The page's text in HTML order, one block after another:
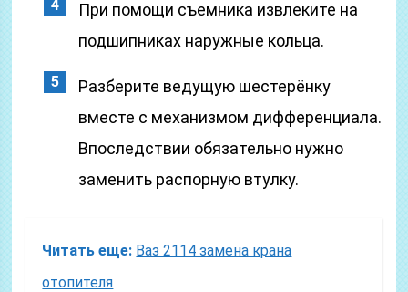
При помощи съемника извлеките на
подшипниках наружные кольца.
Разберите ведущую шестерёнку
вместе с механизмом дифференциала.
Впоследствии обязательно нужно
заменить распорную втулку.
Читать еще: Ваз 2114 замена крана
отопителя